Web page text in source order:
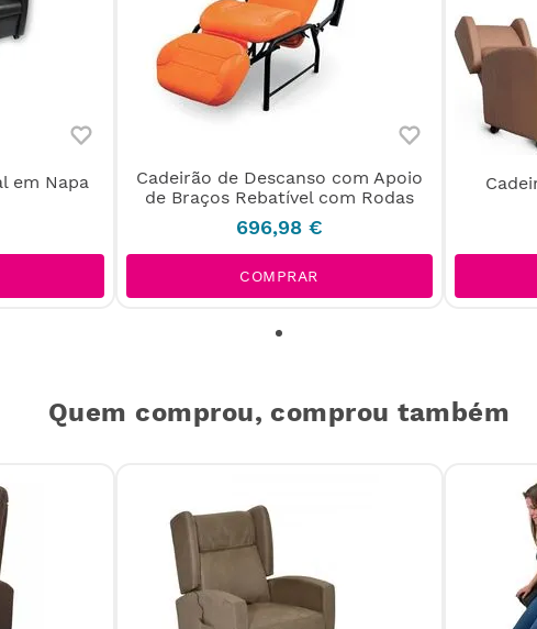
em Napa
Cadeirão de Descanso com Apoio
de Braços Rebatível com Rodas
696,98 €
COMPRAR
Quem comprou, comprou também